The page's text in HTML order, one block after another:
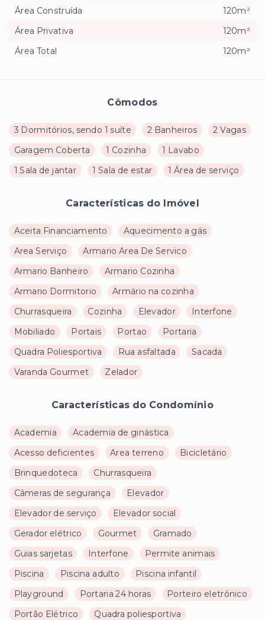
Cômodos
3 Dormitórios, sendo 1 suíte 2 Banheiros
2 Vagas
Garagem Coberta
1 Cozinha
1 Lavabo
1 Sala de jantar
1 Sala de estar 1 Área de serviço
Características do Imóvel
Aceita Financiamento
Aquecimento a gás
Area Serviço
Armario Area De Servico
Armario Banheiro
Armario Cozinha
Armario Dormitorio
Armário na cozinha
Churrasqueira
Cozinha Elevador
Interfone
Mobiliado
Portais Portao
Portaria
Quadra Poliesportiva
Rua asfaltada
Sacada
Varanda Gourmet
Zelador
Características do Condomínio
Academia
Academia de ginástica
Acesso deficientes
Area terreno
Bicicletário
Brinquedoteca
Churrasqueira
Câmeras de segurança
Elevador
Elevador de serviço
Elevador social
Gerador elétrico
Gourmet
Gramado
Guias sarjetas
Interfone
Permite animais
Piscina
Piscina adulto
Piscina infantil
Playground
Portaria 24 horas
Porteiro eletrônico
Portão Elétrico
Quadra poliesportiva
Área Construída
120m²
Área Privativa
120m²
Área Total
120m²